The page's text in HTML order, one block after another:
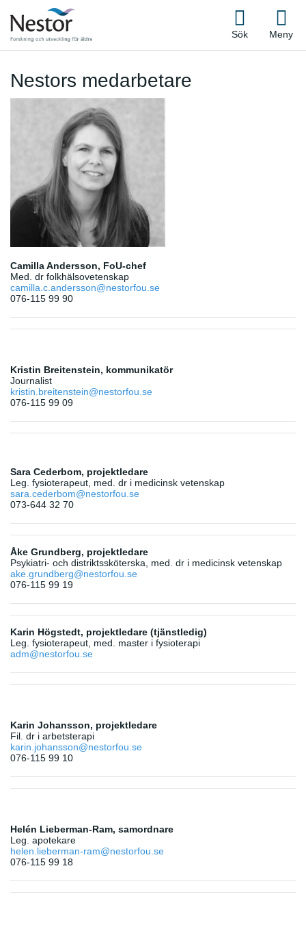
Sök Meny
Nestors medarbetare
Camilla Andersson, FoU-chef
Med. dr folkhälsovetenskap
camilla.c.andersson@nestorfou.se
076-115 99 90
Kristin Breitenstein, kommunikatör
Journalist
kristin.breitenstein@nestorfou.se
076-115 99 09
Sara Cederbom, projektledare
Leg. fysioterapeut, med. dr i medicinsk vetenskap
sara.cederbom@nestorfou.se
073-644 32 70
Åke Grundberg, projektledare
Psykiatri- och distriktssköterska, med. dr i medicinsk vetenskap
ake.grundberg@nestorfou.se
076-115 99 19
Karin Högstedt, projektledare (tjänstledig)
Leg. fysioterapeut, med. master i fysioterapi
adm@nestorfou.se
Karin Johansson, projektledare
Fil. dr i arbetsterapi
karin.johansson@nestorfou.se
076-115 99 10
Helén Lieberman-Ram, samordnare
Leg. apotekare
helen.lieberman-ram@nestorfou.se
076-115 99 18